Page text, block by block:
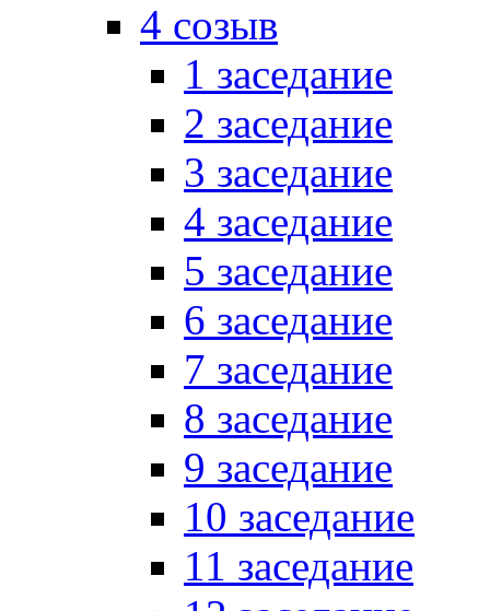
4 созыв
1 заседание
2 заседание
3 заседание
4 заседание
5 заседание
6 заседание
7 заседание
8 заседание
9 заседание
10 заседание
11 заседание